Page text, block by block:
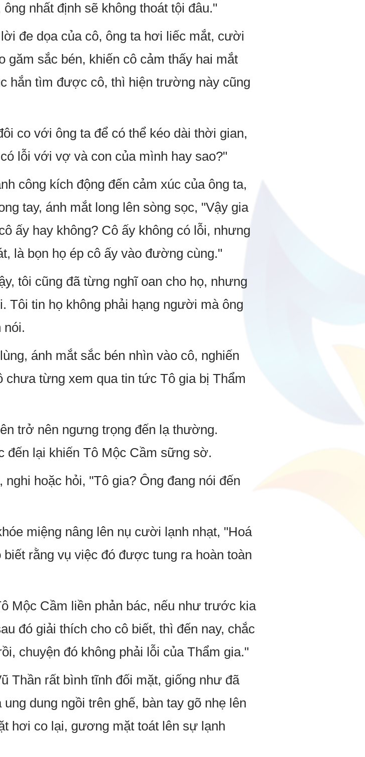
nhất định sẽ không thoát tội đâu."
đe dọa của cô, ông ta hơi liếc mắt, cười
sắc bén, khiến cô cảm thấy hai mắt
hắn tìm được cô, thì hiện trường này cũng
co với ông ta để có thể kéo dài thời gian,
lỗi với vợ và con của mình hay sao?"
công kích động đến cảm xúc của ông ta,
tay, ánh mắt long lên sòng sọc, "Vậy gia
ấy hay không? Cô ấy không có lỗi, nhưng
là bọn họ ép cô ấy vào đường cùng."
tôi cũng đã từng nghĩ oan cho họ, nhưng
Tôi tin họ không phải hạng người mà ông
nói.
ánh mắt sắc bén nhìn vào cô, nghiến
từng xem qua tin tức Tô gia bị Thẩm
trở nên ngưng trọng đến lạ thường.
đến lại khiến Tô Mộc Cầm sững sờ.
hoặc hỏi, "Tô gia? Ông đang nói đến
miệng nâng lên nụ cười lạnh nhạt, "Hoá
rằng vụ việc đó được tung ra hoàn toàn
Mộc Cầm liền phản bác, nếu như trước kia
đó giải thích cho cô biết, thì đến nay, chắc
chuyện đó không phải lỗi của Thẩm gia."
Thần rất bình tĩnh đối mặt, giống như đã
dung ngồi trên ghế, bàn tay gõ nhẹ lên
hơi co lại, gương mặt toát lên sự lạnh